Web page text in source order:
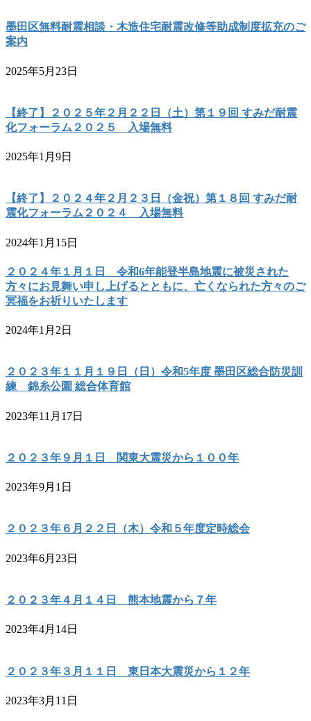
墨田区無料耐震相談・木造住宅耐震改修等助成制度拡充のご
案内
2025年5月23日
【終了】２０２５年２月２２日（土）第１９回 すみだ耐震
化フォーラム２０２５ 入場無料
2025年1月9日
【終了】２０２４年２月２３日（金祝）第１８回 すみだ耐
震化フォーラム２０２４ 入場無料
2024年1月15日
２０２４年１月１日 令和6年能登半島地震に被災された
方々にお見舞い申し上げるとともに、亡くなられた方々のご
冥福をお祈りいたします
2024年1月2日
２０２３年１１月１９日（日）令和5年度 墨田区総合防災訓
練 錦糸公園 総合体育館
2023年11月17日
２０２３年９月１日 関東大震災から１００年
2023年9月1日
２０２３年６月２２日（木）令和５年度定時総会
2023年6月23日
２０２３年４月１４日 熊本地震から７年
2023年4月14日
２０２３年３月１１日 東日本大震災から１２年
2023年3月11日